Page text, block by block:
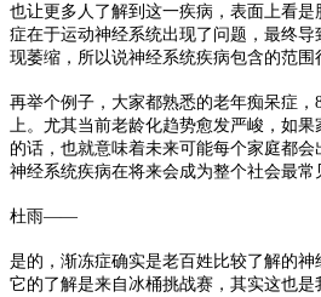
也让更多人了解到这一疾病，表面上看
症在于运动神经系统出现了问题，最终导
现萎缩，所以说神经系统疾病包含的范围
再举个例子，大家都熟悉的老年痴呆症，
上。尤其当前老龄化趋势愈发严峻，如
的话，也就意味着未来可能每个家庭都会
神经系统疾病在将来会成为整个社会最常
杜雨——
是的，渐冻症确实是老百姓比较了解的
它的了解是来自冰桶挑战赛，其实这也